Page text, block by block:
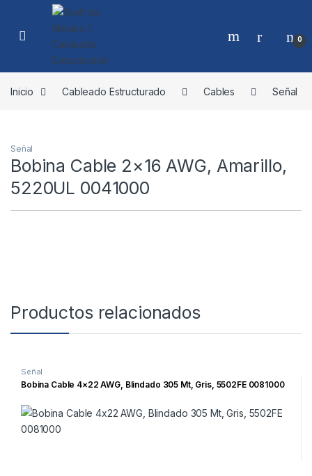
Skip to navigation
Skip to content
0
Inicio Cableado Estructurado Cables Señal
Señal
Bobina Cable 2×16 AWG, Amarillo,
5220UL 0041000
Productos relacionados
Señal
Bobina Cable 4×22 AWG, Blindado 305 Mt, Gris, 5502FE 0081000